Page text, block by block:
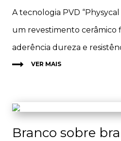
A tecnologia PVD
um revestimento cerâmico
aderência dureza e
VER MAIS
Branco sobre